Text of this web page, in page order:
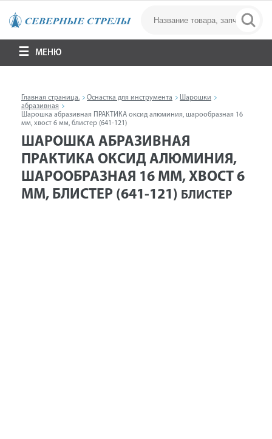
МЕНЮ
Главная страница. Оснастка для инструмента
Шарошки
абразивная
Шарошка абразивная ПРАКТИКА оксид алюминия, шарообразная 16
мм, хвост 6 мм, блистер (641-121)
ШАРОШКА АБРАЗИВНАЯ
ПРАКТИКА ОКСИД АЛЮМИНИЯ,
ШАРООБРАЗНАЯ 16 ММ, ХВОСТ 6
ММ, БЛИСТЕР (641-121) БЛИСТЕР